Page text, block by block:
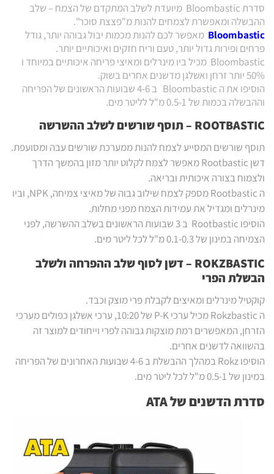
סדרת Bloombastic מיועדת לשלב המתקדם של הצמח – שלב
ההבשלה ומאפשרת לצמחים להנות מ"פצצת סוכר".
Bloombastic מאפשר לכם להנות מכמות יבול גבוהה יותר, גודל
פרחים ופירות גדול יותר, טעם וריח חזקים ואיכותיים יותר.
Bloombastic מכיל ביו מינרלים ומאיצי פריחה איכותיים במיוחד ו
50% יותר זרחן ואשלגן מדשנים אחרים בשוק.
הוסיפו את ה Bloombastic ב 4-6 שבועות הראשונים של הפריחה
וההבשלה בכמות של 0.5-1 מ"ל לליטר מים.
ROOTBASTIC – תוסף שורשים לשלב ההשרשה
תוסף שורשים המסייע לצמח להנות ממערכת שורשים עבה ומסועפת.
דשן Rootbastic מאפשר לצמח לקלוט יותר מזון בהמשך הדרך
ולצמוח בצורה איכותית ובריאה.
ה Rootbastic מספק לצמח שילוב גבוה של מאיצי צמיחה, NPK, וביו
מינרלים ומגדיל את עמידות הצמח מפני מחלות.
הוסיפו Rootbastic ב 3 שבועות הראשונים בשלב ההשרשה, לפני
הצמיחה במינון של 0.1-0.3 מ"ל לכל ליטר מים.
ROKZBASTIC – דשן לסוף שלב ההפרחה ולשלב
הבשלת הפרי
קוקטיל מינרלים ומאיצים לקבלת פרי מוצק וכבד.
ה Rokzbastic מכיל ערכי P-K של 10:20, ערכי אשלגן כפולים מערכי
הזרחן, המאפשרים רמת מוצקות גבוהה לפרי וייחודים למוצר זה
בהשוואה לדשנים אחרים.
הוסיפו Rokz במהלך ההבשלת ב 4-6 שבועות האחרונים של הפריחה
במינון של 0.5-1 מ"ל לכל ליטר מים.
סדרת הדשנים שלATA